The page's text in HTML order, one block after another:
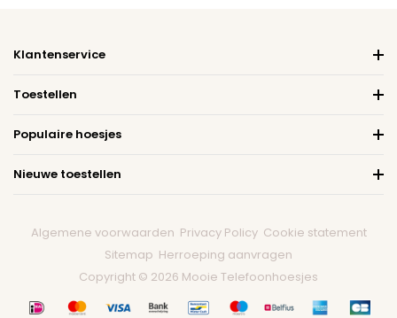
Klantenservice
Toestellen
Populaire hoesjes
Nieuwe toestellen
Algemene voorwaarden Privacy Policy Cookie statement
Sitemap Herroeping aanvragen
Copyright © 2026 Mooie Telefoonhoesjes